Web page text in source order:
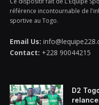
référence incontournable de
sportive au Togo.
Email Us:
Contact: +228 90044215
D2